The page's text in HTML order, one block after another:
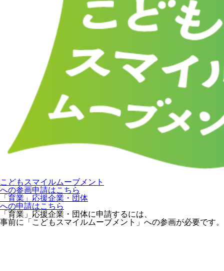
こどもスマイルムーブメント
への参画申請はこちら
「育業」応援企業・団体
への申請はこちら
「育業」応援企業・団体に申請するには、
事前に「こどもスマイルムーブメント」への参画が必要です。